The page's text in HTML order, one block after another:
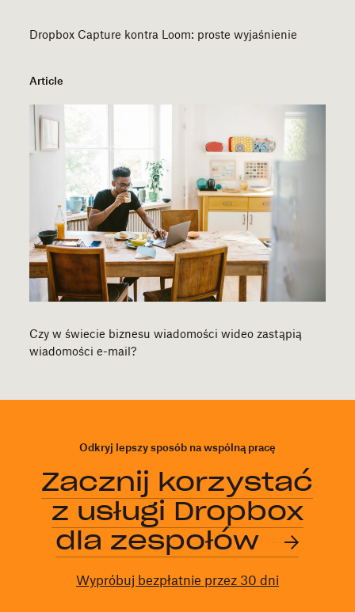
Dropbox Capture kontra Loom: proste wyjaśnienie
Article
Czy w świecie biznesu wiadomości wideo zastąpią
wiadomości e-mail?
Odkryj lepszy sposób na wspólną pracę
Zacznij korzystać
z usługi Dropbox
dla zespołów
Wypróbuj bezpłatnie przez 30 dni